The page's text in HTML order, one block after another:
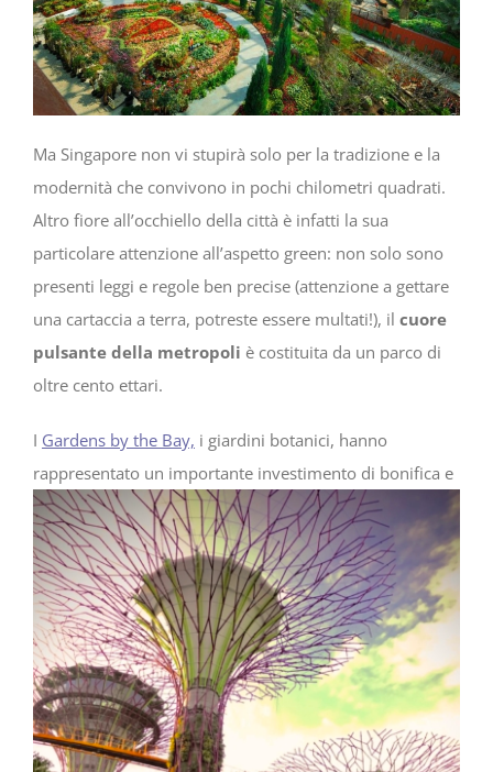
Ma Singapore non vi stupirà solo per la tradizione e la
modernità che convivono in pochi chilometri quadrati.
Altro fiore all’occhiello della città è infatti la sua
particolare attenzione all’aspetto green: non solo sono
presenti leggi e regole ben precise (attenzione a gettare
una cartaccia a terra, potreste essere multati!), il cuore
pulsante della metropoli è costituita da un parco di
oltre cento ettari.
I Gardens by the Bay, i giardini botanici, hanno
rappresentato un importante investimento di bonifica e